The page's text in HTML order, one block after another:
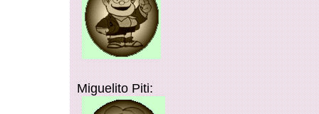
Miguelito Piti: